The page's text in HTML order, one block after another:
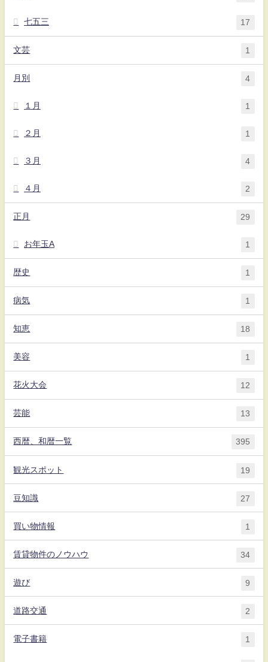
七五三 17
文芸 1
月別 4
１月 1
２月 1
３月 4
４月 2
正月 29
お年玉A 1
歴史 1
病気 1
知恵 18
美容 1
花火大会 12
芸能 13
西暦、和暦一覧 395
観光スポット 19
豆知識 27
買い物情報 1
賃貸物件のノウハウ 34
遊び 9
道路交通 2
電子書籍 1